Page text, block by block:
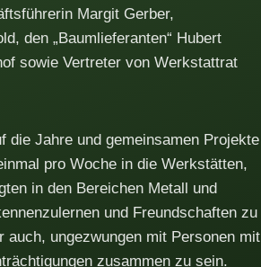
Margit Gerber,
den „Baumlieferanten“ Hubert
sowie Vertreter von Werkstattrat
die Jahre und gemeinsamen Projekte
pro Woche in die Werkstätten,
in den Bereichen Metall und
und Freundschaften zu
auch, ungezwungen mit Personen mit
zusammen zu sein.